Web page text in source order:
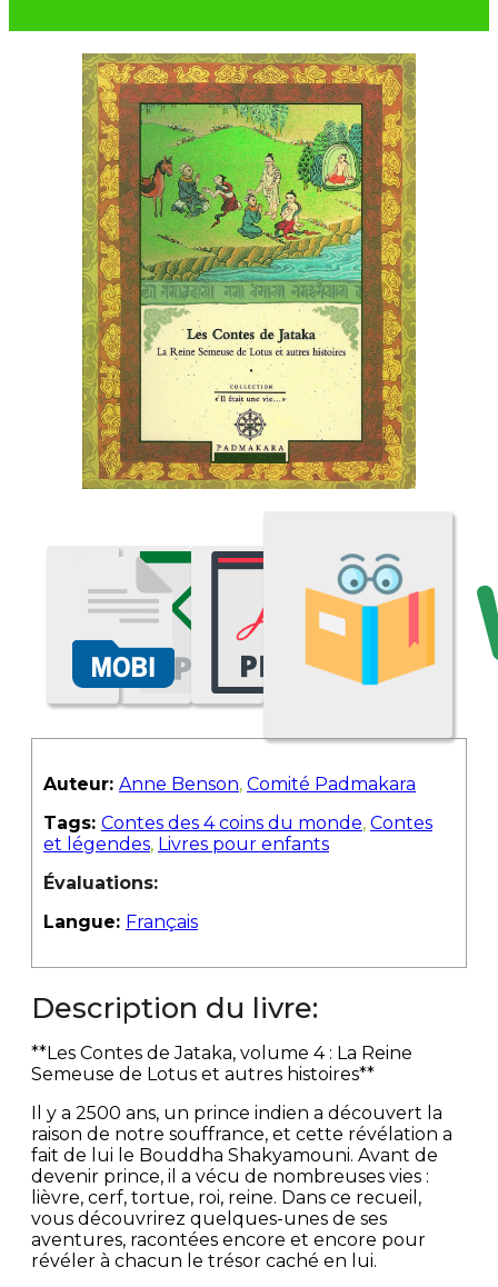
Auteur: Anne Benson, Comité Padmakara
Tags: Contes des 4 coins du monde, Contes
et légendes, Livres pour enfants
Évaluations:
Langue: Français
Description du livre:
**Les Contes de Jataka, volume 4 : La Reine
Semeuse de Lotus et autres histoires**
Il y a 2500 ans, un prince indien a découvert la
raison de notre souffrance, et cette révélation a
fait de lui le Bouddha Shakyamouni. Avant de
devenir prince, il a vécu de nombreuses vies :
lièvre, cerf, tortue, roi, reine. Dans ce recueil,
vous découvrirez quelques-unes de ses
aventures, racontées encore et encore pour
révéler à chacun le trésor caché en lui.